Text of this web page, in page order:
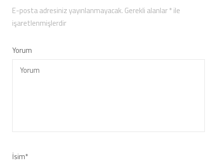
E-posta adresiniz yayınlanmayacak.Gerekli alanlar*ile
işaretlenmişlerdir
Yorum
İsim*